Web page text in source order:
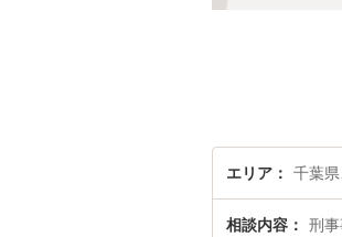
エリア 千葉
相談内容 刑